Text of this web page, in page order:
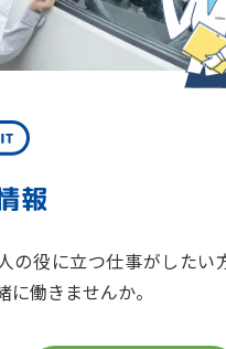
報
の役に立つ仕事がしたい
に働きませんか。